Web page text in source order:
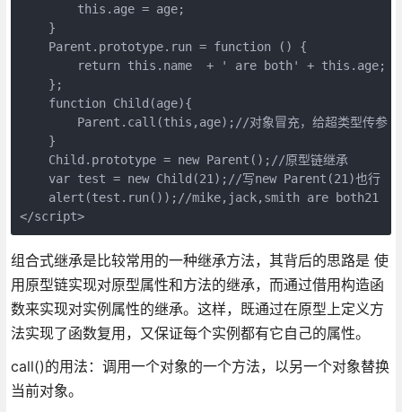
        this.age = age;
    }
    Parent.prototype.run = function () {
        return this.name  + ' are both' + this.age;
    };
    function Child(age){
        Parent.call(this,age);//对象冒充，给超类型传参
    }
    Child.prototype = new Parent();//原型链继承
    var test = new Child(21);//写new Parent(21)也行
    alert(test.run());//mike,jack,smith are both21
</script>
组合式继承是比较常用的一种继承方法，其背后的思路是 使
用原型链实现对原型属性和方法的继承，而通过借用构造函
数来实现对实例属性的继承。这样，既通过在原型上定义方
法实现了函数复用，又保证每个实例都有它自己的属性。
call()的用法：调用一个对象的一个方法，以另一个对象替换
当前对象。